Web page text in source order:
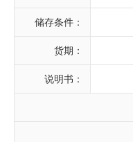
储存条件：
货期：
说明书：